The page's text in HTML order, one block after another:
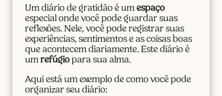
Um diário de gratidão é um espaço
especial onde você pode guardar suas
reflexões. Nele, você pode registrar suas
experiências, sentimentos e as coisas boas
que acontecem diariamente. Este diário é
um refúgiopara sua alma.
Aqui está um exemplo de como você pode
organizar seu diário: